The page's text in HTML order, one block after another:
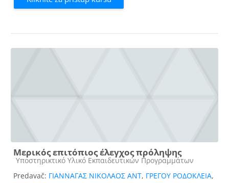
Μερικός επιτόπιος έλεγχος πρόληψης
Kategorija kursa
Υποστηρικτικό Υλικό Εκπαιδευτικών Προγραμμάτων
Predavač: ΓΙΑΝΝΑΓΑΣ ΝΙΚΟΛΑΟΣ ΑΝΤ, ΓΡΕΓΟΥ ΡΟΔΟΚΛΕΙΑ,